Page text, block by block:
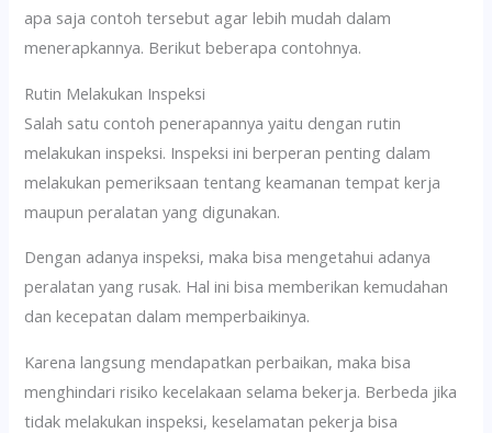
apa saja contoh tersebut agar lebih mudah dalam
menerapkannya. Berikut beberapa contohnya.
Rutin Melakukan Inspeksi
Salah satu contoh penerapannya yaitu dengan rutin
melakukan inspeksi. Inspeksi ini berperan penting dalam
melakukan pemeriksaan tentang keamanan tempat kerja
maupun peralatan yang digunakan.
Dengan adanya inspeksi, maka bisa mengetahui adanya
peralatan yang rusak. Hal ini bisa memberikan kemudahan
dan kecepatan dalam memperbaikinya.
Karena langsung mendapatkan perbaikan, maka bisa
menghindari risiko kecelakaan selama bekerja. Berbeda jika
tidak melakukan inspeksi, keselamatan pekerja bisa